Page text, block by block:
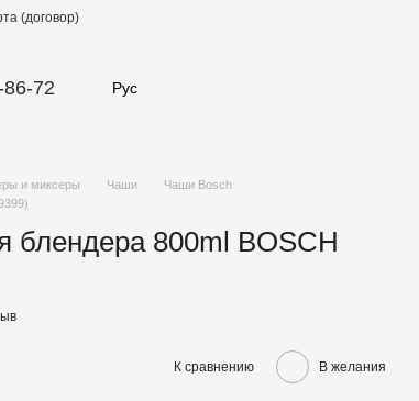
(договор)
72 Рус
и миксеры Чаши
Чаши Bosch
блендера 800ml BOSCH
К сравнению В желания